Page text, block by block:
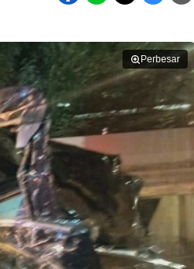
Perbesar